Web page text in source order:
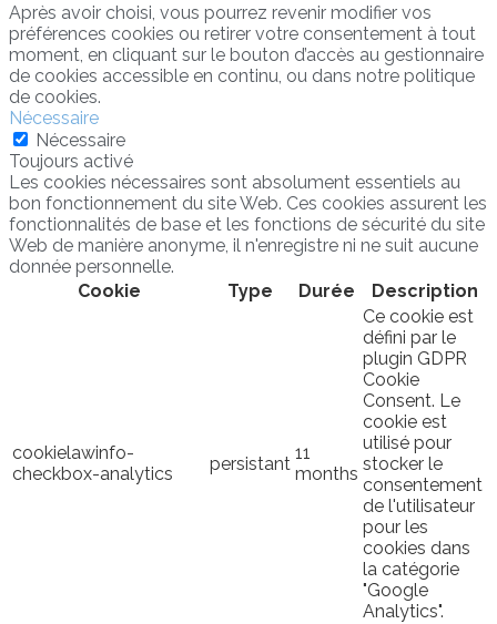
Après avoir choisi, vous pourrez revenir modifier vos
préférences cookies ou retirer votre consentement à tout
moment, en cliquant sur le bouton d’accès au gestionnaire
de cookies accessible en continu, ou dans notre politique
de cookies.
Nécessaire
Nécessaire
Toujours activé
Les cookies nécessaires sont absolument essentiels au
bon fonctionnement du site Web. Ces cookies assurent les
fonctionnalités de base et les fonctions de sécurité du site
Web de manière anonyme, il n'enregistre ni ne suit aucune
donnée personnelle.
Cookie
Type Durée Description
cookielawinfo-
checkbox-analytics
persistant
11
months
Ce cookie est
défini par le
plugin GDPR
Cookie
Consent. Le
cookie est
utilisé pour
stocker le
consentement
de l'utilisateur
pour les
cookies dans
la catégorie
"Google
Analytics".